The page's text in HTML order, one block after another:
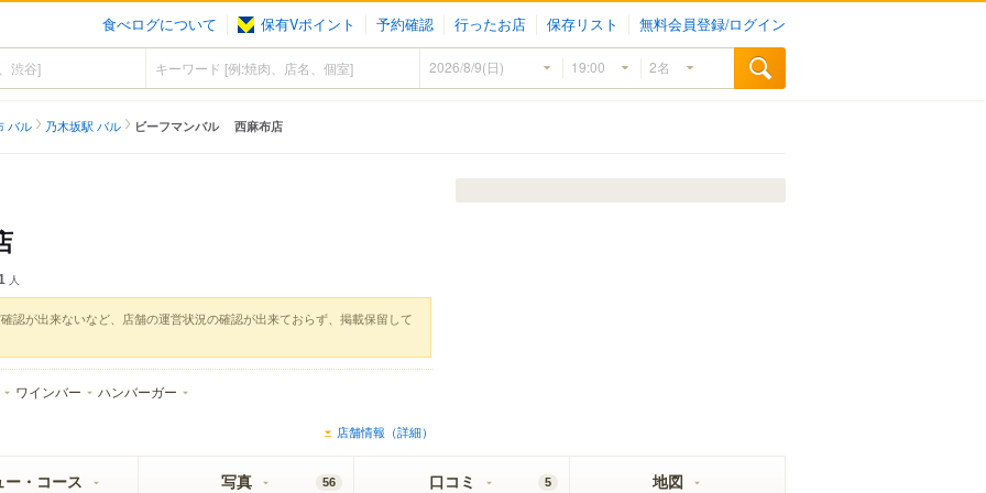
食べログについて 保有Vポイント 予約確認 行ったお店 保存リスト 無料会員登録/ログイン
バル 乃木坂駅 バル ビーフマンバル 西麻布店
人
認が出来ないなど、店舗の運営状況の確認が出来ておらず、掲載保留して
ワインバー ハンバーガー
店舗情報（詳細）
ー・コース 写真 56 口コミ 5 地図